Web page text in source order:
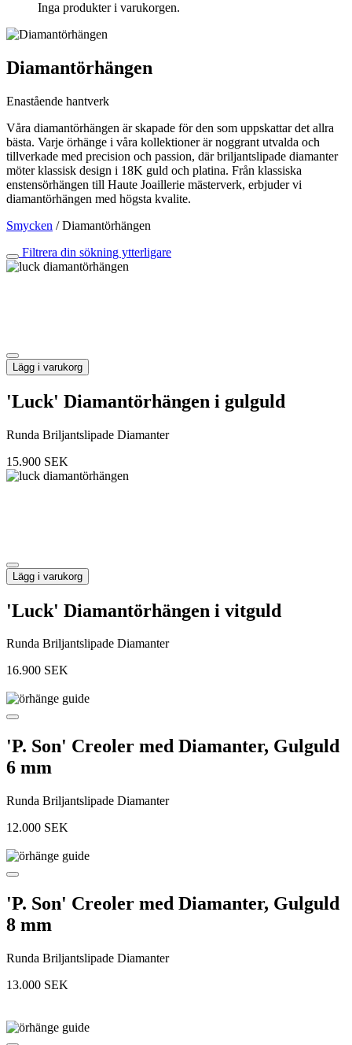
Inga produkter i varukorgen.
Diamantörhängen
Enastående hantverk
Våra diamantörhängen är skapade för den som uppskattar det allra
bästa. Varje örhänge i våra kollektioner är noggrant utvalda och
tillverkade med precision och passion, där briljantslipade diamanter
möter klassisk design i 18K guld och platina. Från klassiska
enstensörhängen till Haute Joaillerie mästerverk, erbjuder vi
diamantörhängen med högsta kvalite.
Smycken /Diamantörhängen
Filtrera din sökning ytterligare
Lägg i varukorg
'Luck' Diamantörhängen i gulguld
Runda Briljantslipade Diamanter
15.900 SEK
Lägg i varukorg
'Luck' Diamantörhängen i vitguld
Runda Briljantslipade Diamanter
16.900 SEK
'P. Son' Creoler med Diamanter, Gulguld
6 mm
Runda Briljantslipade Diamanter
12.000 SEK
'P. Son' Creoler med Diamanter, Gulguld
8 mm
Runda Briljantslipade Diamanter
13.000 SEK